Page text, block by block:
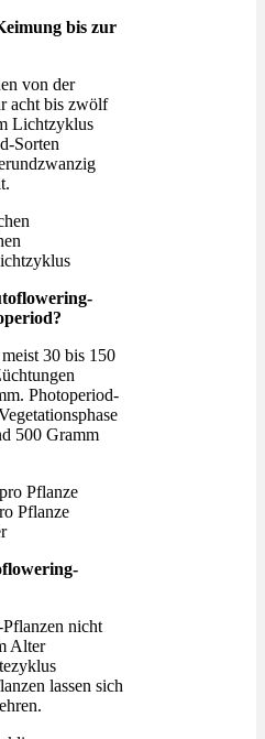
bis zur
von der
acht bis zwölf
Lichtzyklus
Sorten
30 bis 150
Photoperiod-
500 Gramm
Pflanze
Pflanze
nicht
Alter
lassen sich